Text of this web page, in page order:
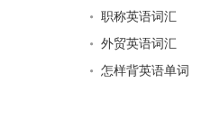
职称英语词汇
外贸英语词汇
怎样背英语单词